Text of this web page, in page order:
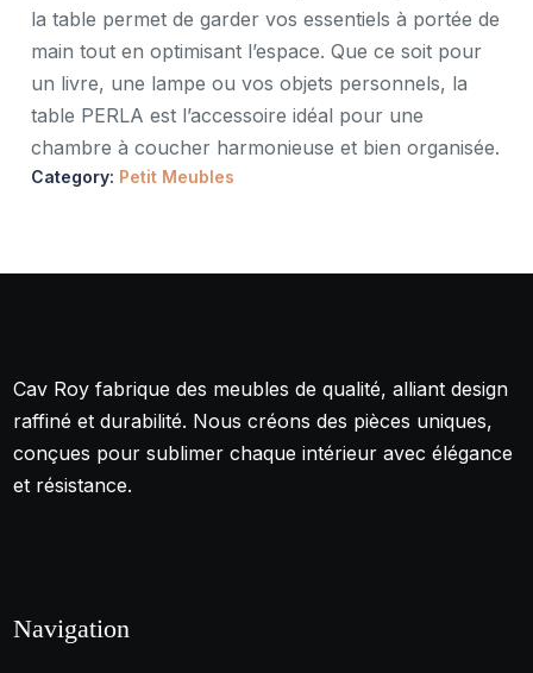
la table permet de garder vos essentiels à portée de
main tout en optimisant l’espace. Que ce soit pour
un livre, une lampe ou vos objets personnels, la
table PERLA est l’accessoire idéal pour une
chambre à coucher harmonieuse et bien organisée.
Category: Petit Meubles
Cav Roy fabrique des meubles de qualité, alliant design
raffiné et durabilité. Nous créons des pièces uniques,
conçues pour sublimer chaque intérieur avec élégance
et résistance.
Navigation